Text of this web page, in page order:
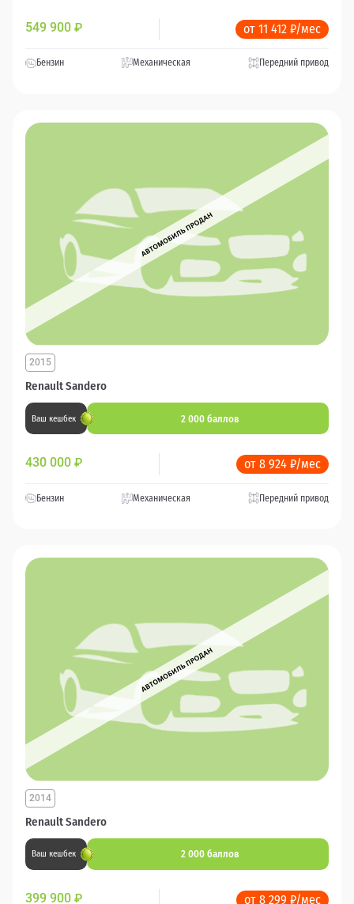
549 900 ₽ от 11 412 ₽/мес
Бензин Механическая Передний привод
Renault Sandero
2015
Ваш кешбек 2 000 баллов
430 000 ₽ от 8 924 ₽/мес
Бензин Механическая Передний привод
Renault Sandero
2014
Ваш кешбек 2 000 баллов
399 900 ₽ от 8 299 ₽/мес